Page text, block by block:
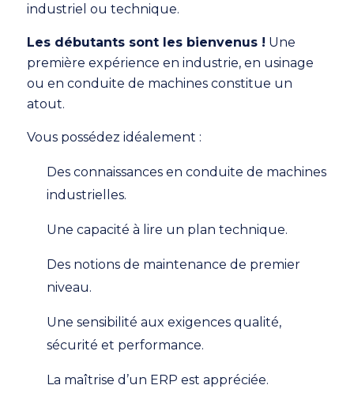
industriel ou technique.
Les débutants sont les bienvenus ! Une
première expérience en industrie, en usinage
ou en conduite de machines constitue un
atout.
Vous possédez idéalement :
Des connaissances en conduite de machines
industrielles.
Une capacité à lire un plan technique.
Des notions de maintenance de premier
niveau.
Une sensibilité aux exigences qualité,
sécurité et performance.
La maîtrise d’un ERP est appréciée.